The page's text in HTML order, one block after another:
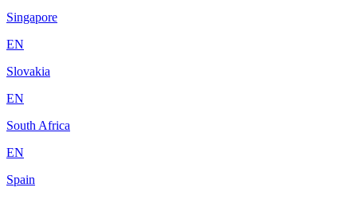
Singapore
EN
Slovakia
EN
South Africa
EN
Spain